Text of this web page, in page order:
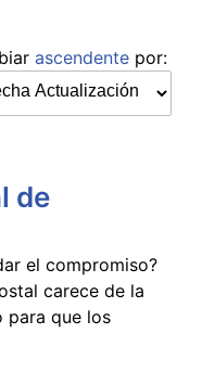
ascendente por:
de
el compromiso?
carece de la
para que los